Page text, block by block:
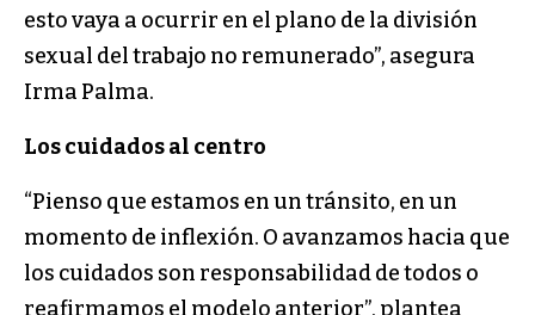
esto vaya a ocurrir en el plano de la división
sexual del trabajo no remunerado”, asegura
Irma Palma.
Los cuidados al centro
“Pienso que estamos en un tránsito, en un
momento de inflexión. O avanzamos hacia que
los cuidados son responsabilidad de todos o
reafirmamos el modelo anterior”, plantea